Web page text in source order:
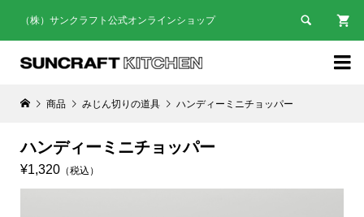
（株）サンクラフト公式オンラインショップ 

商品 みじん切りの道具 ハンディーミニチョッパー
ハンディーミニチョッパー
¥1,320（税込）